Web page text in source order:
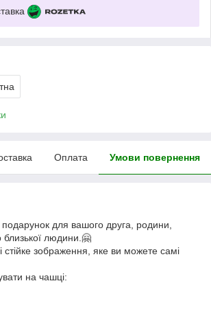
Оплата Умови повернення
для вашого друга, родини,
близької людини.🤗
стійке зображення, яке ви можете самі
на чашці: